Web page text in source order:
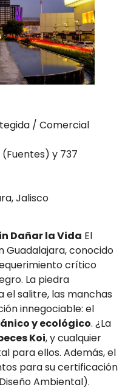
/ Comercial
y 737
Jalisco
Dañar la Vida El
Guadalajara, conocido
crítico
La piedra
salitre, las manchas
innegociable: el
y ecológico. ¿La
Koi, y cualquier
para ellos. Además, el
para su certificación
Ambiental).